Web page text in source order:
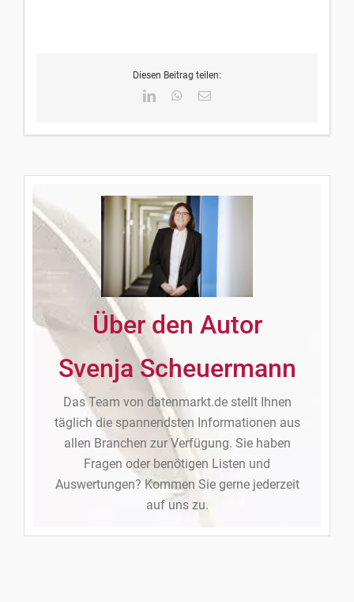
Diesen Beitrag teilen:
LinkedInWhatsApp
E-
Über den Autor
Svenja Scheuermann
Das Team von datenmarkt.de stellt Ihnen
täglich die spannendsten Informationen aus
allen Branchen zur Verfügung. Sie haben
Fragen oder benötigen Listen und
Auswertungen? Kommen Sie gerne jederzeit
auf uns zu.